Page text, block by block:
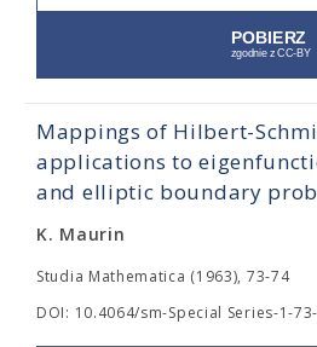
Mappings of Hilbert-
applications to
and elliptic boundary
K. Maurin
Studia Mathematica (1963), 73-74
DOI: 10.4064/sm-Special Series-1-